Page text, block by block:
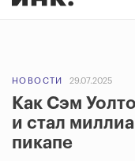
НОВОСТИ 29.07.2025
Как Сэм
и стал
пикапе